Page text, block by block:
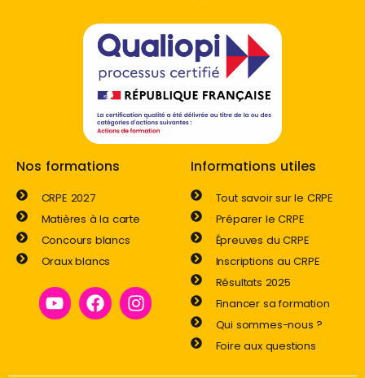
Nos formations
CRPE 2027
Matières à la carte
Concours blancs
Oraux blancs
Informations utiles
Tout savoir sur le CRPE
Préparer le CRPE
Épreuves du CRPE
Inscriptions au CRPE
Résultats 2025
Financer sa formation
Qui sommes-nous ?
Foire aux questions